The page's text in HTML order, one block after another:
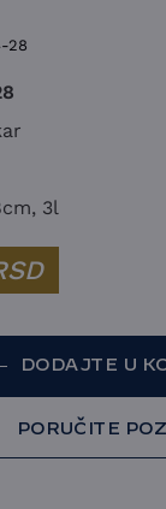
28
3l
15600
DODAJTE U
PORUČITE